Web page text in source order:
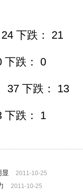
下跌： 21
跌： 0
下跌： 13
跌： 1
2011-10-25
2011-10-25